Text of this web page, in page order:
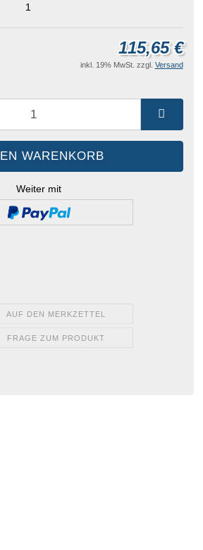
1
115,65 €
inkl. 19% MwSt. zzgl. Versand
Weiter mit
AUF DEN MERKZETTEL
FRAGE ZUM PRODUKT